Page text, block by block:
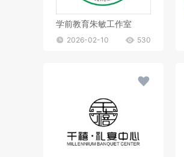
学前教育朱敏工作室
2026-02-10 530